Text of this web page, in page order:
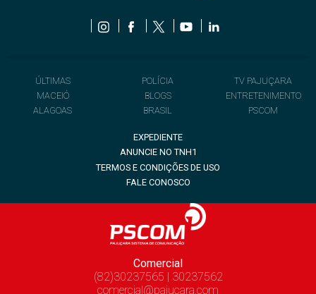
ÚLTIMAS
MACEIÓ
ALAGOAS
POLÍCIA
BLOGS
BRASIL
TV PAJUÇARA
ENTRETENIMENTO
PSCOM
EXPEDIENTE
ANUNCIE NO TNH1
TERMOS E CONDIÇÕES DE USO
FALE CONOSCO
Comercial
(82)30237565 | 30237562
comercial@pajucara.com